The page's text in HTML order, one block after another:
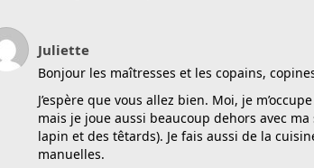
Juliette
Bonjour les maîtresses et les copains,
J’espère que vous allez bien. Moi, je
mais je joue aussi beaucoup dehors avec
lapin et des têtards). Je fais aussi de la
manuelles.